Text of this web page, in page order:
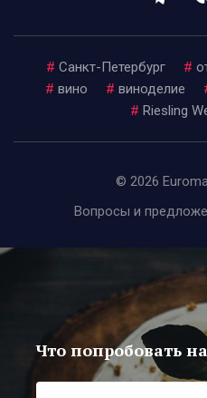
# Санкт-Петербург #
# вино # виноделие
# Riesling
© 2026
Вопросы и
Что попробовать